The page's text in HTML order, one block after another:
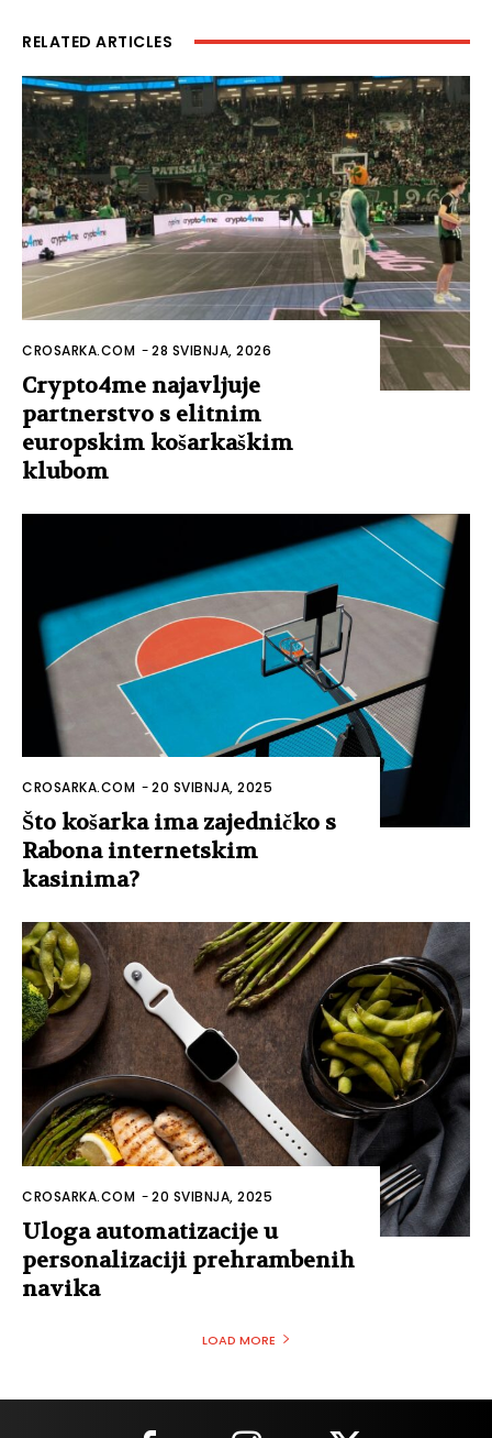
RELATED ARTICLES
CROSARKA.COM -28 SVIBNJA, 2026
Crypto4me najavljuje
partnerstvo s elitnim
europskim košarkaškim
klubom
CROSARKA.COM -20 SVIBNJA, 2025
Što košarka ima zajedničko s
Rabona internetskim
kasinima?
CROSARKA.COM -20 SVIBNJA, 2025
Uloga automatizacije u
personalizaciji prehrambenih
navika
LOAD MORE